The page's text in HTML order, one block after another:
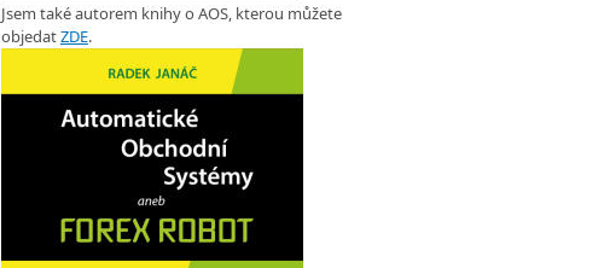
Jsem také autorem knihy o AOS, kterou můžete
objedatZDE.